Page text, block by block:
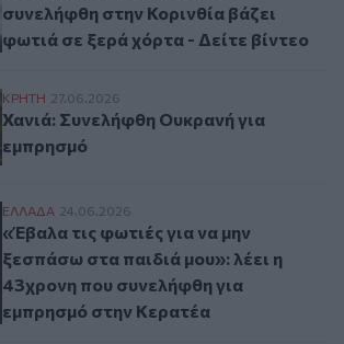
συνελήφθη στην Κορινθία βάζει
φωτιά σε ξερά χόρτα - Δείτε βίντεο
Χανιά: Συνελήφθη Ουκρανή για εμπρησμό
ΚΡΗΤΗ 27.06.2026
Χανιά: Συνελήφθη Ουκρανή για
εμπρησμό
«Έβαλα τις φωτιές για να μην ξεσπάσω
ΕΛΛAΔΑ 24.06.2026
«Έβαλα τις φωτιές για να μην
ξεσπάσω στα παιδιά μου»: λέει η
43χρονη που συνελήφθη για
εμπρησμό στην Κερατέα